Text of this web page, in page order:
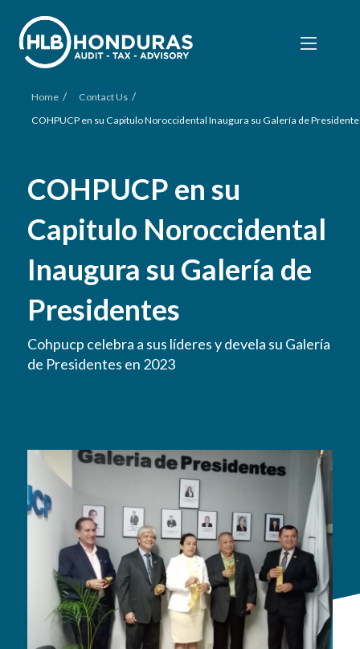
Home / Contact Us /
COHPUCP en su Capitulo Noroccidental Inaugura su Galería de
COHPUCP en su
Capitulo Noroccidental
Inaugura su Galería de
Presidentes
Cohpucp celebra a sus líderes y devela su Galería
de Presidentes en 2023